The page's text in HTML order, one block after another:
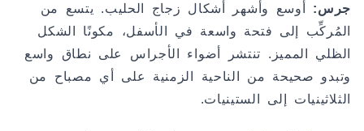
جرس: أوسع وأشهر أشكال زجاج الحليب. يتسع من
المُركِّب إلى فتحة واسعة في الأسفل، مكونًا الشكل
الظلي المميز. تنتشر أضواء الأجراس على نطاق واسع
وتبدو صحيحة من الناحية الزمنية على أي مصباح من
الثلاثينيات إلى الستينيات.